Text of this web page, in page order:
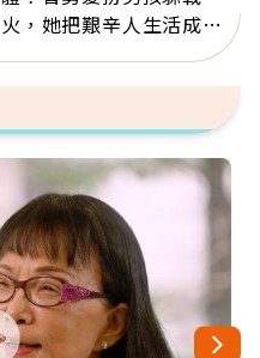
火，她把艱辛人生活成風
景：生命價值在於成為祝
福